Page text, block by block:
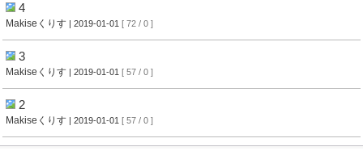
4
Makiseくりす | 2019-01-01 [ 72 / 0 ]
3
Makiseくりす | 2019-01-01 [ 57 / 0 ]
2
Makiseくりす | 2019-01-01 [ 57 / 0 ]